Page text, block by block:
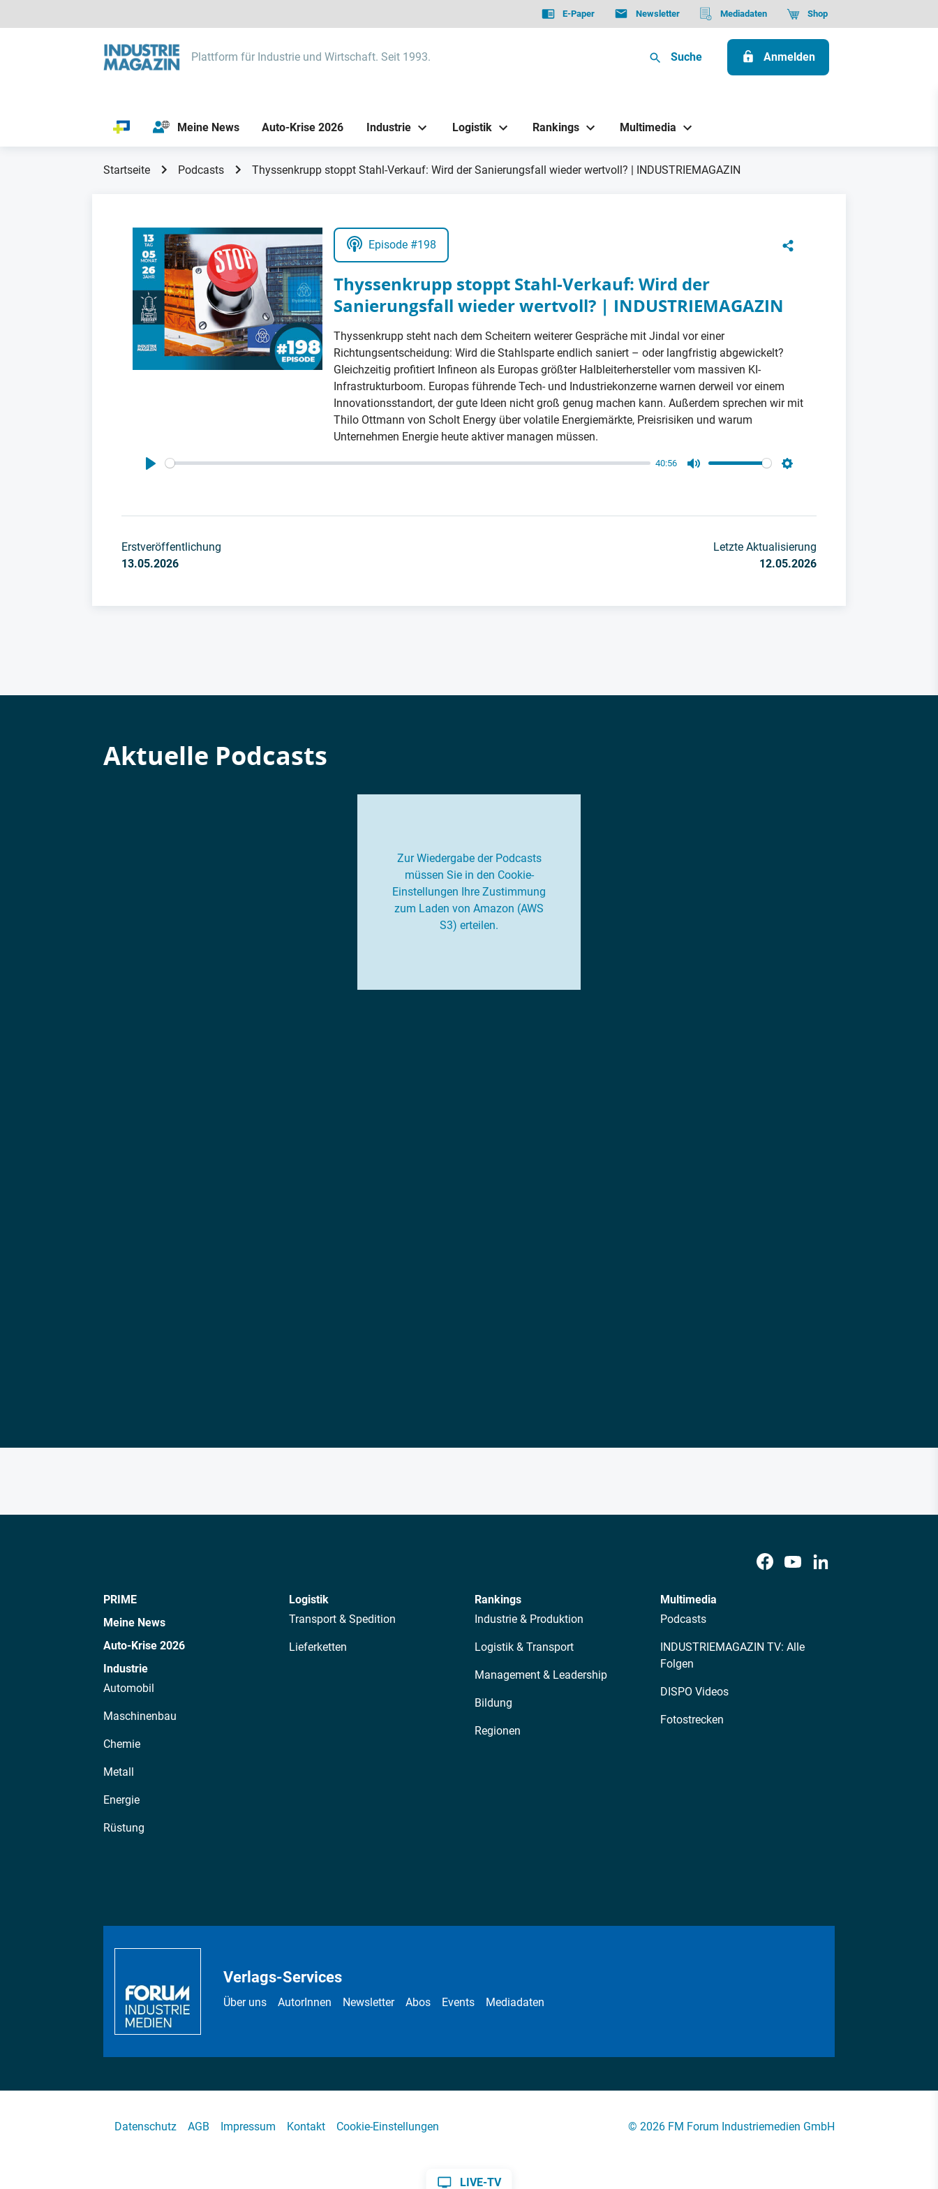
E-Paper Newsletter Mediadaten Shop
Plattform für Industrie und Wirtschaft. Seit 1993. Suche Anmelden
Meine News Auto-Krise 2026 Industrie Logistik Rankings Multimedia
Startseite Podcasts Thyssenkrupp stoppt Stahl-Verkauf: Wird der Sanierungsfall wieder wertvoll? | INDUSTRIEMAGAZIN
Episode #198
Thyssenkrupp stoppt Stahl-Verkauf: Wird der
Sanierungsfall wieder wertvoll? | INDUSTRIEMAGAZIN
Thyssenkrupp steht nach dem Scheitern weiterer Gespräche mit Jindal vor einer
Richtungsentscheidung: Wird die Stahlsparte endlich saniert – oder langfristig abgewickelt?
Gleichzeitig profitiert Infineon als Europas größter Halbleiterhersteller vom massiven KI-
Infrastrukturboom. Europas führende Tech- und Industriekonzerne warnen derweil vor einem
Innovationsstandort, der gute Ideen nicht groß genug machen kann. Außerdem sprechen wir mit
Thilo Ottmann von Scholt Energy über volatile Energiemärkte, Preisrisiken und warum
Unternehmen Energie heute aktiver managen müssen.
40:56
Erstveröffentlichung
13.05.2026
Letzte Aktualisierung
12.05.2026
Aktuelle Podcasts
Zur Wiedergabe der Podcasts
müssen Sie in den Cookie-
Einstellungen Ihre Zustimmung
zum Laden von Amazon (AWS
S3) erteilen.
PRIME
Meine News
Auto-Krise 2026
Industrie
Automobil
Maschinenbau
Chemie
Metall
Energie
Rüstung
Logistik
Transport & Spedition
Lieferketten
Rankings
Industrie & Produktion
Logistik & Transport
Management & Leadership
Bildung
Regionen
Multimedia
Podcasts
INDUSTRIEMAGAZIN TV: Alle
Folgen
DISPO Videos
Fotostrecken
Verlags-Services
Über uns AutorInnen Newsletter Abos Events Mediadaten
Datenschutz AGB Impressum Kontakt Cookie-Einstellungen © 2026 FM Forum Industriemedien GmbH
LIVE-TV